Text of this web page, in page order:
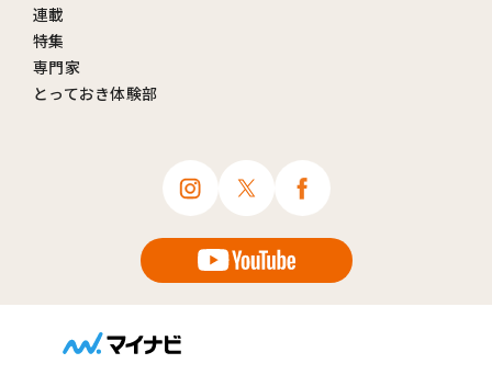
連載
特集
専門家
とっておき体験部